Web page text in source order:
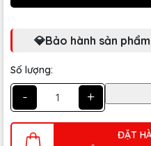
💎Bảo hành sản
Số lượng:
- +
ĐẶT